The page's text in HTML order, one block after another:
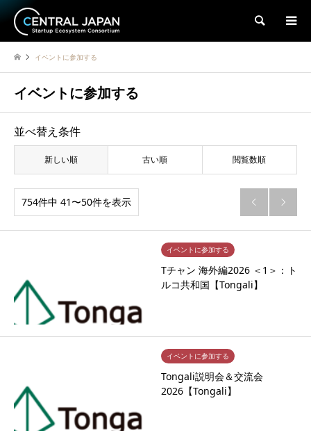
検索
イベントに参加する
イベントに参加する
並べ替え条件
新しい順 古い順 閲覧数順
754件中 41〜50件を表示  
イベントに参加する
Tチャン 海外編2026 ＜1＞：ト
ルコ共和国【Tongali】
イベントに参加する
Tongali説明会＆交流会
2026【Tongali】